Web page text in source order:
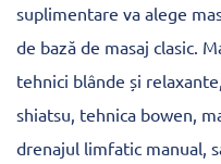
suplimentare va alege
de bază de masaj clasic.
tehnici blânde și
shiatsu, tehnica bowen,
drenajul limfatic manual,